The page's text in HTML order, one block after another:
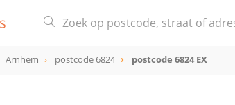
Arnhem postcode 6824 postcode 6824 EX